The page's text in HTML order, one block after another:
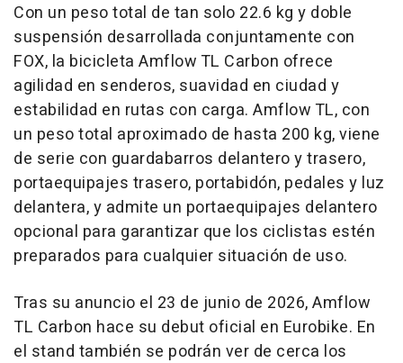
Con un peso total de tan solo 22.6 kg y doble
suspensión desarrollada conjuntamente con
FOX, la bicicleta Amflow TL Carbon ofrece
agilidad en senderos, suavidad en ciudad y
estabilidad en rutas con carga. Amflow TL, con
un peso total aproximado de hasta 200 kg, viene
de serie con guardabarros delantero y trasero,
portaequipajes trasero, portabidón, pedales y luz
delantera, y admite un portaequipajes delantero
opcional para garantizar que los ciclistas estén
preparados para cualquier situación de uso.
Tras su anuncio el 23 de junio de 2026, Amflow
TL Carbon hace su debut oficial en Eurobike. En
el stand también se podrán ver de cerca los